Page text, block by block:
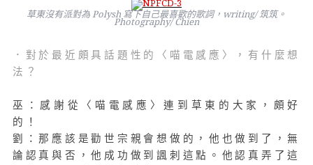
草東沒有派對為 Polysh 寫下自己最喜歡的歌詞，writing/ 筑筑。
Photography/ Chien
．對於最近頗具話題性的〈喵電感應〉，有什麼想
法？
巫：感謝從〈喵電感應〉連到草東的大家，頗好
的！
劉：那應該是勸世宗親會想做的，他也做到了，無
論認真與否，他成功做到諷刺這點。他認真弄了這